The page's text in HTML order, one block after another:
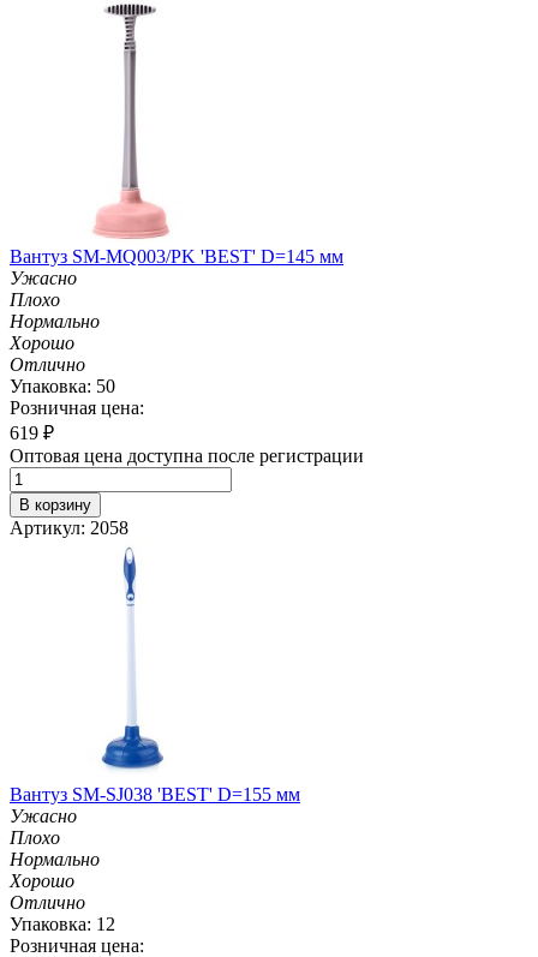
Вантуз SM-MQ003/PK 'BEST' D=145 мм
Ужасно
Плохо
Нормально
Хорошо
Отлично
Упаковка: 50
Розничная цена:
619 ₽
Оптовая цена доступна после регистрации
В корзину
Артикул: 2058
Вантуз SM-SJ038 'BEST' D=155 мм
Ужасно
Плохо
Нормально
Хорошо
Отлично
Упаковка: 12
Розничная цена: